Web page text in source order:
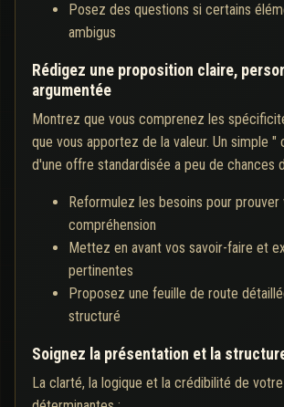
Posez des questions si certains
ambigus
Rédigez une proposition claire,
argumentée
Montrez que vous comprenez les
que vous apportez de la valeur. Un simple
d'une offre standardisée a peu de chances
Reformulez les besoins pour prouver
compréhension
Mettez en avant vos savoir-faire et
pertinentes
Proposez une feuille de route
structuré
Soignez la présentation et la
La clarté, la logique et la crédibilité de